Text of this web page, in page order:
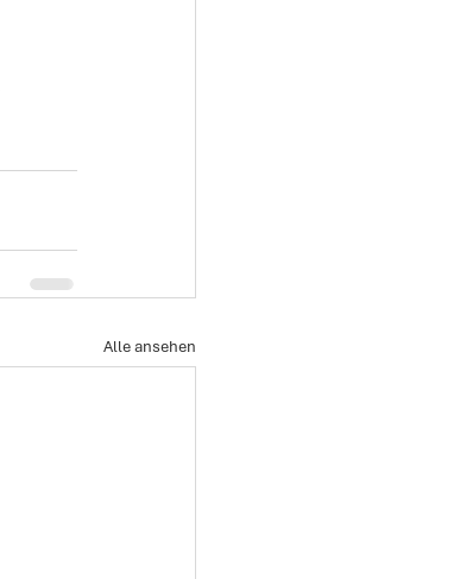
Alle ansehen